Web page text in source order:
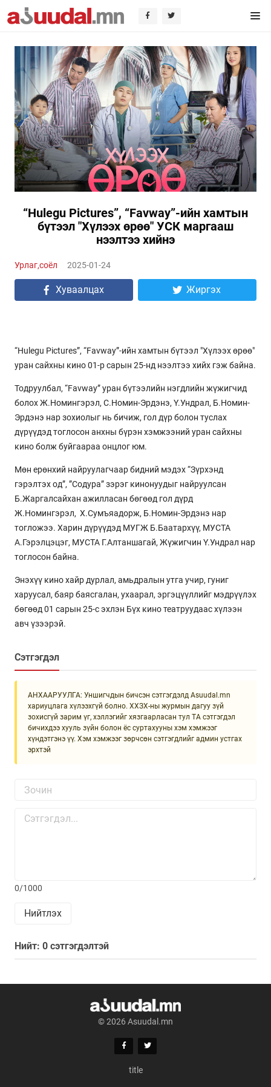
“Hulegu Pictures”, “Favway”-ийн хамтын
бүтээл "Хүлээх өрөө" УСК маргааш
нээлтээ хийнэ
Урлаг,соёл 2025-01-24
Хуваалцах Жиргэх
“Hulegu Pictures”, “Favway”-ийн хамтын бүтээл "Хүлээх өрөө"
уран сайхны кино 01-р сарын 25-нд нээлтээ хийх гэж байна.
Тодруулбал, “Favway” уран бүтээлийн нэгдлийн жүжигчид
болох Ж.Номингэрэл, С.Номин-Эрдэнэ, Ү.Ундрал, Б.Номин-
Эрдэнэ нар зохиолыг нь бичиж, гол дүр болон туслах
дүрүүдэд тоглосон анхны бүрэн хэмжээний уран сайхны
кино болж буйгаараа онцлог юм.
Мөн ерөнхий найруулагчаар бидний мэдэх “Зүрхэнд
гэрэлтэх од”, ”Содура” зэрэг кинонуудыг найруулсан
Б.Жаргалсайхан ажилласан бөгөөд гол дүрд
Ж.Номингэрэл, Х.Сумъяадорж, Б.Номин-Эрдэнэ нар
тогложээ. Харин дүрүүдэд МУГЖ Б.Баатархүү, МУСТА
А.Гэрэлцэцэг, МУСТА Г.Алтаншагай, Жүжигчин Ү.Ундрал нар
тоглосон байна.
Энэхүү кино хайр дурлал, амьдралын утга учир, гуниг
харуусал, баяр баясгалан, ухаарал, эргэцүүллийг мэдрүүлэх
бөгөөд 01 сарын 25-с эхлэн Бүх кино театруудаас хүлээн
авч үзээрэй.
Сэтгэгдэл
АНХААРУУЛГА: Уншигчдын бичсэн сэтгэгдэлд Asuudal.mn
хариуцлага хүлээхгүй болно. ХХЗХ-ны журмын дагуу зүй
зохисгүй зарим үг, хэллэгийг хязгаарласан тул ТА сэтгэгдэл
бичихдээ хууль зүйн болон ёс суртахууны хэм хэмжээг
хүндэтгэнэ үү. Хэм хэмжээг зөрчсөн сэтгэгдлийг админ устгах
эрхтэй
0/1000
Нийтлэх
Нийт: 0 сэтгэгдэлтэй
© 2026 Asuudal.mn
title